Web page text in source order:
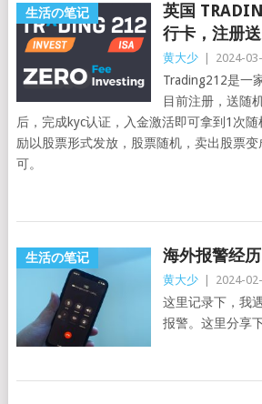
生活の笔记
英国
行卡，注册
黄大少 2024-
Trading212是一
目前注册，送随
后，完成kyc认证，入金激活即可拿到1次
励以股票形式发放，股票随机，卖出股票
可。
生活の笔记 海外报警经历
黄大少 2024-
这里记录下，我
报警。这里分享